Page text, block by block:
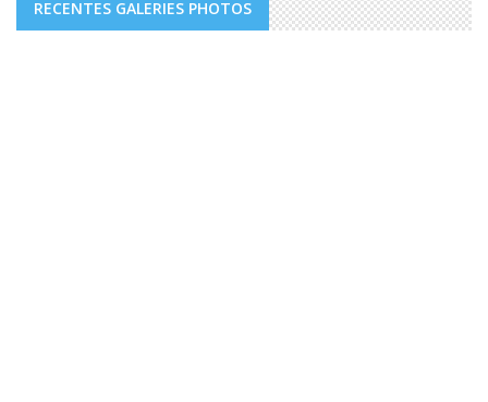
RECENTES GALERIES PHOTOS